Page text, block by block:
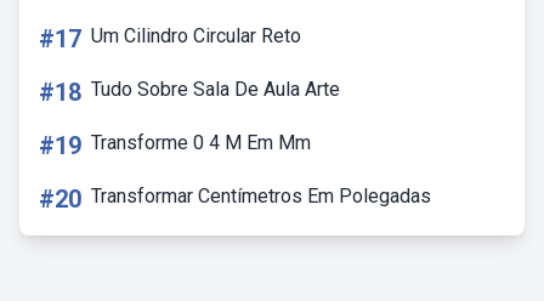
#17 Um Cilindro Circular Reto
#18 Tudo Sobre Sala De Aula Arte
#19 Transforme 0 4 M Em Mm
#20 Transformar Centímetros Em Polegadas